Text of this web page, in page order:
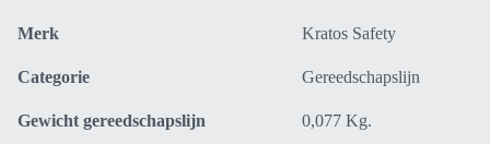
Merk Kratos Safety
Categorie Gereedschapslijn
Gewicht gereedschapslijn 0,077 Kg.